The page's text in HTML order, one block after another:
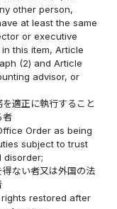
other person,
at least the same
or executive
this item, Article
(2) and Article
advisor, or
適正に執行すること
者
Order as being
subject to trust
disorder;
ない者又は外国の法
restored after